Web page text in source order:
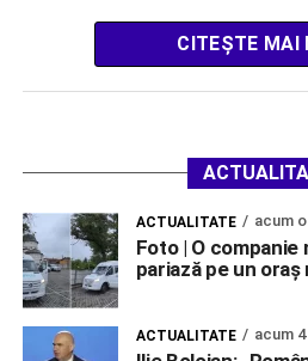
CITEȘTE MAI
ACTUALITATE acum
Foto | O
pariază pe un oraș
ACTUALITATE acum